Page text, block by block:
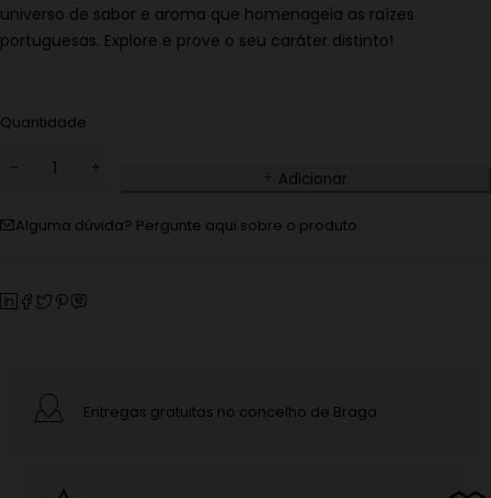
universo de sabor e aroma que homenageia as raízes
portuguesas. Explore e prove o seu caráter distinto!
Quantidade
Adicionar
Alguma dúvida? Pergunte aqui sobre o produto
Entregas gratuitas no concelho de Braga